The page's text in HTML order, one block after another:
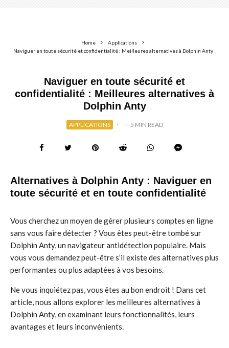
Home
Applications
Naviguer en toute sécurité et confidentialité : Meilleures alternatives à Dolphin Anty
Naviguer en toute sécurité et
confidentialité : Meilleures alternatives à
Dolphin Anty
APPLICATIONS · · 5 MIN READ
Alternatives à Dolphin Anty : Naviguer en
toute sécurité et en toute confidentialité
Vous cherchez un moyen de gérer plusieurs comptes en ligne
sans vous faire détecter ? Vous êtes peut-être tombé sur
Dolphin Anty, un navigateur antidétection populaire. Mais
vous vous demandez peut-être s’il existe des alternatives plus
performantes ou plus adaptées à vos besoins.
Ne vous inquiétez pas, vous êtes au bon endroit ! Dans cet
article, nous allons explorer les meilleures alternatives à
Dolphin Anty, en examinant leurs fonctionnalités, leurs
avantages et leurs inconvénients.